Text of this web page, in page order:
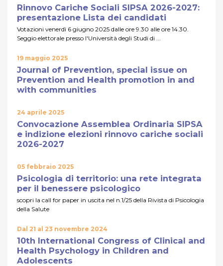
Rinnovo Cariche Sociali SIPSA 2026-2027:
presentazione Lista dei candidati
Votazioni venerdì 6 giugno 2025 dalle ore 9.30 alle ore 14.30.
Seggio elettorale presso l'Università degli Studi di ...
19 maggio 2025
Journal of Prevention, special issue on
Prevention and Health promotion in and
with communities
24 aprile 2025
Convocazione Assemblea Ordinaria SIPSA
e indizione elezioni rinnovo cariche sociali
2026-2027
05 febbraio 2025
Psicologia di territorio: una rete integrata
per il benessere psicologico
scopri la call for paper in uscita nel n.1/25 della Rivista di Psicologia
della Salute
Dal 21 al 23 novembre 2024
10th International Congress of Clinical and
Health Psychology in Children and
Adolescents